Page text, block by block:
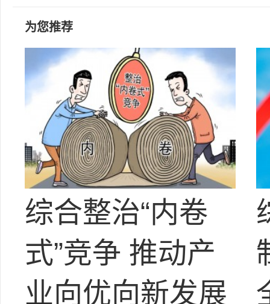
为您推荐
综合整治“内卷
式”竞争 推动产
业向优向新发展